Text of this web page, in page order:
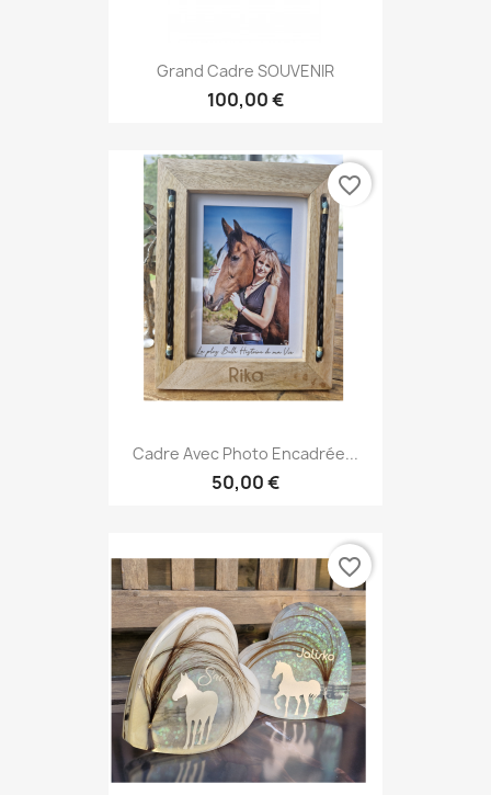
Grand Cadre SOUVENIR
100,00 €
Cadre Avec Photo Encadrée...
50,00 €
favorite_border
favorite_border